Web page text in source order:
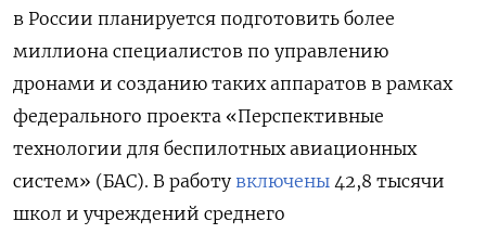
в России планируется подготовить более
миллиона специалистов по управлению
дронами и созданию таких аппаратов в рамках
федерального проекта «Перспективные
технологии для беспилотных авиационных
систем» (БАС). В работу включены 42,8 тысячи
школ и учреждений среднего